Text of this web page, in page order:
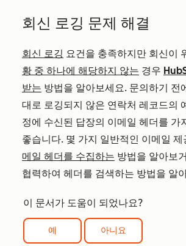
회신 로깅 문제 해결
회신 로깅 요건을 충족하지만 회신이
황 중 하나에 해당하지 않는 경우
받는 방법을 알아보세요. 문의하기 전
대로 로깅되지 않은 연락처 레코드의
정에 수신된 답장의 이메일 헤더를 가
좋습니다. 몇 가지 일반적인 이메일 제
메일 헤더를 수집하는 방법을 알아보
협력하여 헤더를 검색하는 방법을 알
이 문서가 도움이 되었나요?
예 아니요